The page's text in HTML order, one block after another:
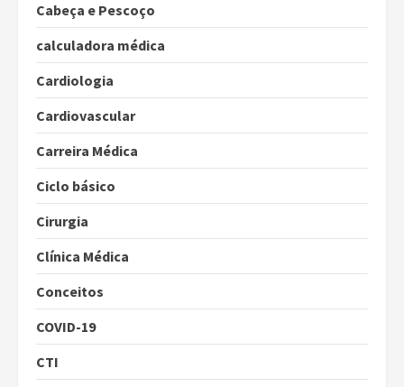
Cabeça e Pescoço
calculadora médica
Cardiologia
Cardiovascular
Carreira Médica
Ciclo básico
Cirurgia
Clínica Médica
Conceitos
COVID-19
CTI